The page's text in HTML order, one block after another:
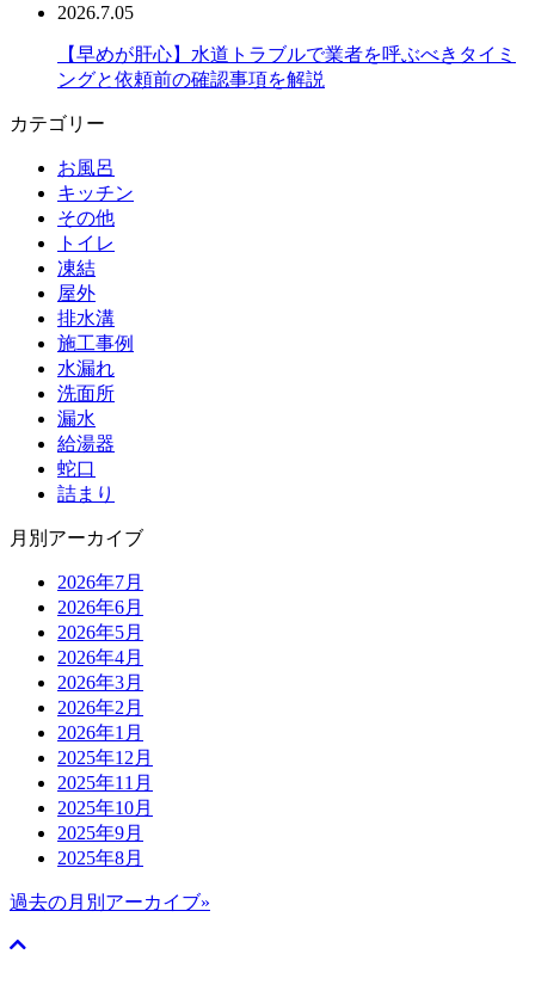
2026.7.05
【早めが肝心】水道トラブルで業者を呼ぶべきタイミ
ングと依頼前の確認事項を解説
カテゴリー
お風呂
キッチン
その他
トイレ
凍結
屋外
排水溝
施工事例
水漏れ
洗面所
漏水
給湯器
蛇口
詰まり
月別アーカイブ
2026年7月
2026年6月
2026年5月
2026年4月
2026年3月
2026年2月
2026年1月
2025年12月
2025年11月
2025年10月
2025年9月
2025年8月
過去の月別アーカイブ»